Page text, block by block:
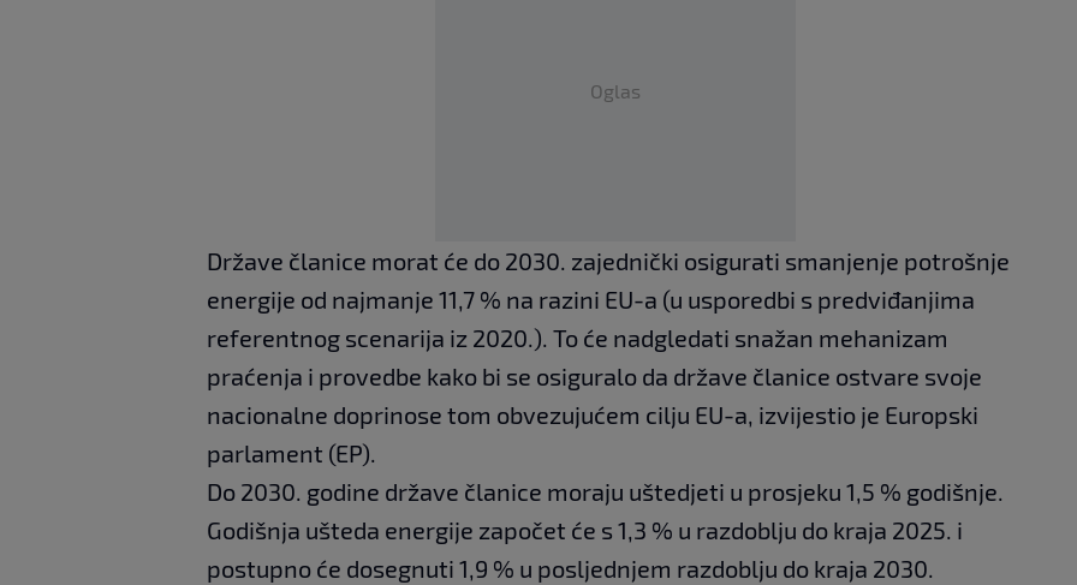
Oglas
Države članice morat će do 2030. zajednički osigurati smanjenje potrošnje
energije od najmanje 11,7 % na razini EU-a (u usporedbi s predviđanjima
referentnog scenarija iz 2020.). To će nadgledati snažan mehanizam
praćenja i provedbe kako bi se osiguralo da države članice ostvare svoje
nacionalne doprinose tom obvezujućem cilju EU-a, izvijestio je Europski
parlament (EP).
Do 2030. godine države članice moraju uštedjeti u prosjeku 1,5 % godišnje.
Godišnja ušteda energije započet će s 1,3 % u razdoblju do kraja 2025. i
postupno će dosegnuti 1,9 % u posljednjem razdoblju do kraja 2030.